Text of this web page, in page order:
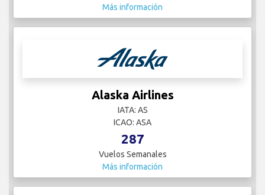
Más información
Alaska Airlines
IATA: AS
ICAO: ASA
287
Vuelos Semanales
Más información